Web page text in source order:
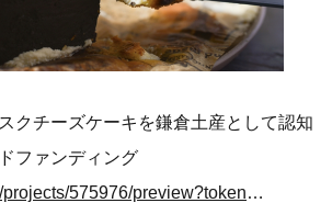
クチーズケーキを鎌倉土産として認知
ファンディング
https://camp-fire.jp/projects/575976/preview?token=34hlt824